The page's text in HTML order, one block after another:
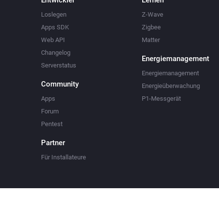
Loslegen
Apps SDK
Web API
Changelog
Serverstatus
Community
Apps
Forum
Pentest
Partner
Für Installateure
Z-Wave
Zigbee
Matter
Energiemanagement
Energiemanagement
Energieüberwachung
P1-Messgerät